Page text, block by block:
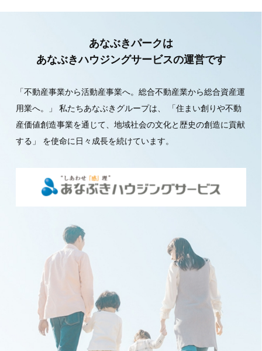
あなぶきパークは
あなぶきハウジングサービスの運営です
「不動産事業から活動産事業へ。総合不動産業から総合資産運
用業へ。」
私たちあなぶきグループは、
「住まい創りや不動
産価値創造事業を通じて、地域社会の文化と歴史の創造に貢献
する」
を使命に日々成長を続けています。